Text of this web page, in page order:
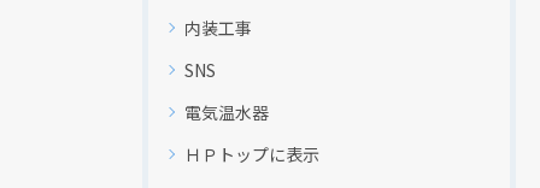
内装工事
SNS
電気温水器
ＨＰトップに表示